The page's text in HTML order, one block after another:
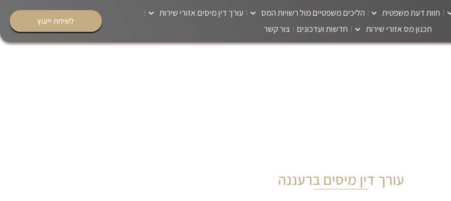
חוות דעת משפטית הליכים משפטיים מול רשויות המס
עורך דין מיסים אזורי שירות
תכנון מס אזורי שירות
חדשות ועדכונים צור קשר
לשיחת ייעוץ
עורך דין מיסים ברעננה